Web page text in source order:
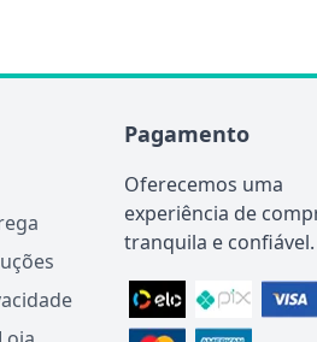
Pagamento
Oferecemos uma
experiência de
tranquila e confiável.